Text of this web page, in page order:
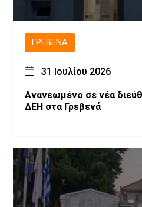
ΓΡΕΒΕΝΆ
31 Ιουλίου 2026
Ανανεωμένο σε νέα
ΔΕΗ στα Γρεβενά